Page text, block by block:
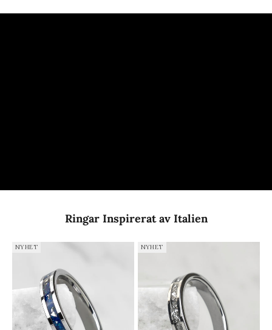
Ringar Inspirerat av Italien
NYHET NYHET